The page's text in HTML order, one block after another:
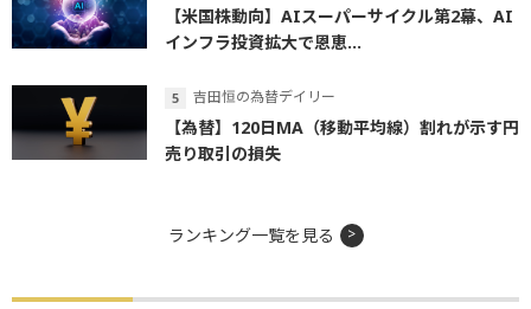
【米国株動向】AIスーパーサイクル第2幕、AI
インフラ投資拡大で恩恵...
吉田恒の為替デイリー
【為替】120日MA（移動平均線）割れが示す円
売り取引の損失
ランキング一覧を見る